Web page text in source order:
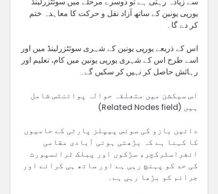
یورپی یونین کے ساتھ آزاد نقل و حرکت کا معاہدہ ختم
کر دے گا۔
اس کے ذریعے یورپی یونین کے شہری سوئٹزرلینڈ میں اور
اسے طرح اس کے شہری یورپی یونین میں کام، تعلیم اور
رہائش حاصل کر نہیں کر سکیں گے۔
اس سیکشن میں متعلقہ حوالہ پوائنٹس شامل
ہیں (Related Nodes field)
دائیں بازو کی سوئس پیپلز پارٹی کے حامیوں
کا کہنا ہے کہ بڑھتی ہوئی آبادی مقامی
انفراسٹرکچر، سڑکوں اور پبلک ٹرانسپورٹ
کی حد کو پہنچ رہی ہے اور ساتھ ہی کرائے اور
جرائم کو بڑھا رہی ہے۔